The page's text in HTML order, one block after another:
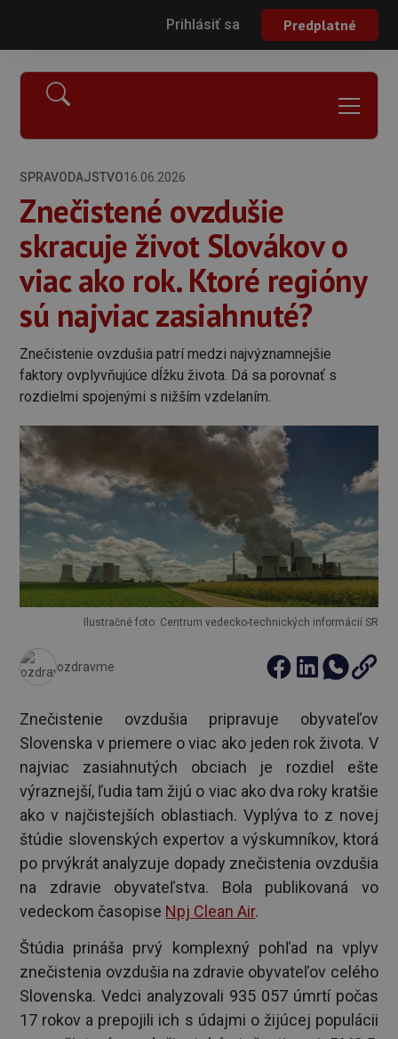
Prihlásiť sa Predplatné
SPRAVODAJSTVO16.06.2026
Znečistené ovzdušie
skracuje život Slovákov o
viac ako rok. Ktoré regióny
sú najviac zasiahnuté?
Znečistenie ovzdušia patrí medzi najvýznamnejšie
faktory ovplyvňujúce dĺžku života. Dá sa porovnať s
rozdielmi spojenými s nižším vzdelaním.
Ilustračné foto: Centrum vedecko-technických informácií SR
ozdravme
Znečistenie ovzdušia pripravuje obyvateľov
Slovenska v priemere o viac ako jeden rok života. V
najviac zasiahnutých obciach je rozdiel ešte
výraznejší, ľudia tam žijú o viac ako dva roky kratšie
ako v najčistejších oblastiach. Vyplýva to z novej
štúdie slovenských expertov a výskumníkov, ktorá
po prvýkrát analyzuje dopady znečistenia ovzdušia
na zdravie obyvateľstva. Bola publikovaná vo
vedeckom časopise Npj Clean Air.
Štúdia prináša prvý komplexný pohľad na vplyv
znečistenia ovzdušia na zdravie obyvateľov celého
Slovenska. Vedci analyzovali 935 057 úmrtí počas
17 rokov a prepojili ich s údajmi o žijúcej populácii